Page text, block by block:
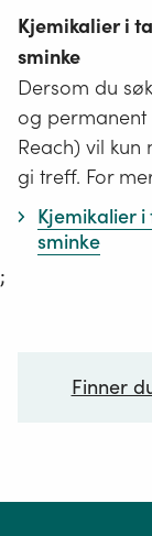
Kjemikalier i
sminke
Dersom du
og permanent
Reach) vil
gi treff. For
Kjemikalier
sminke
;
Finner